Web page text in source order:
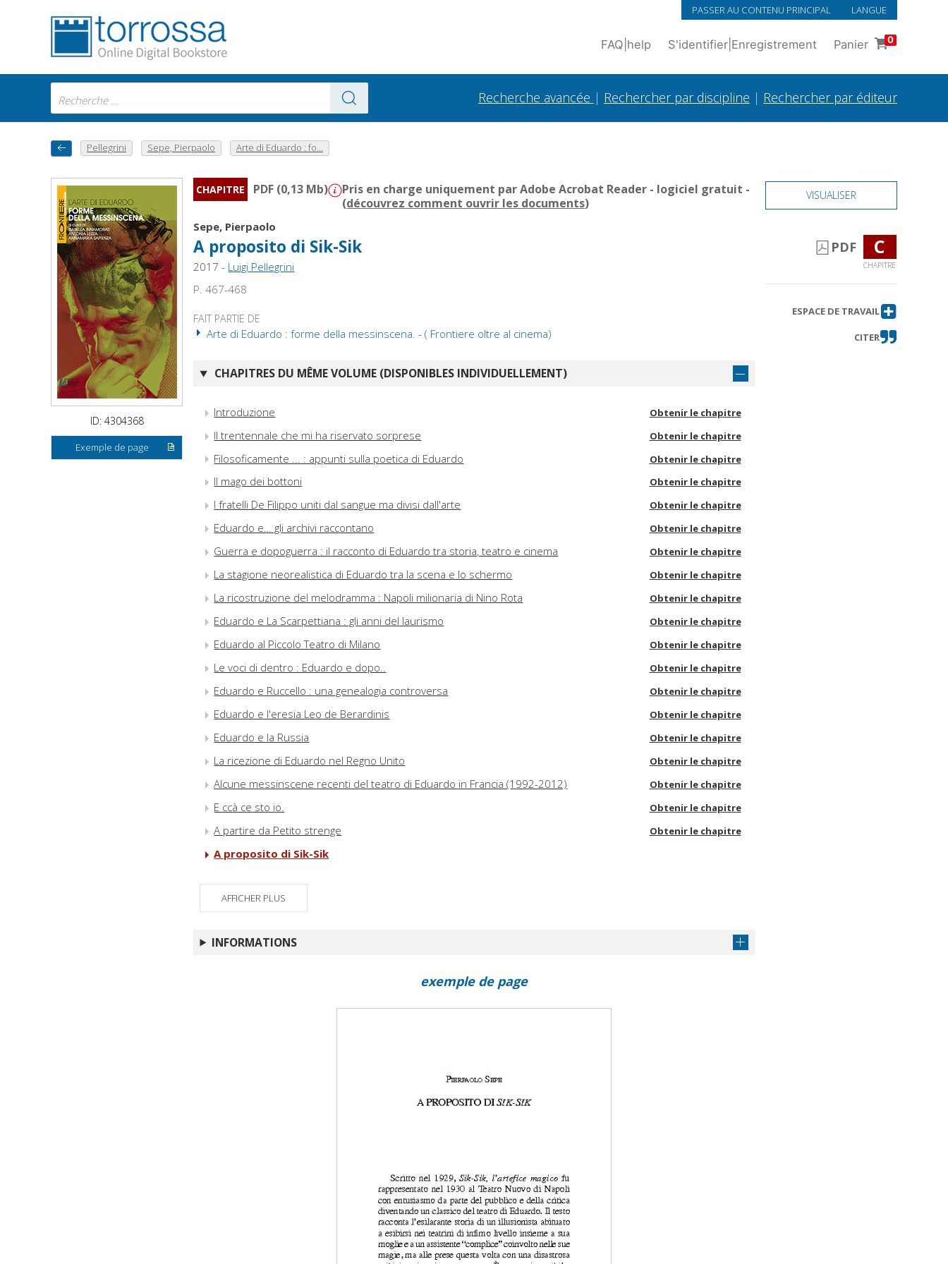
PASSER AU CONTENU PRINCIPAL LANGUE
FAQ help S'identifier Enregistrement Panier 0
Recherche avancée | Rechercher par discipline | Rechercher par éditeur
Pellegrini Sepe, Pierpaolo Arte di Eduardo : fo...
ID: 4304368
Exemple de page
CHAPITRE PDF (0,13 Mb)
Pris en charge uniquement par Adobe Acrobat Reader - logiciel gratuit -
(découvrez comment ouvrir les documents)
Sepe, Pierpaolo
A proposito di Sik-Sik
2017 - Luigi Pellegrini
P. 467-468
FAIT PARTIE DE
Arte di Eduardo : forme della messinscena. - ( Frontiere oltre al cinema)
CHAPITRES DU MÊME VOLUME (DISPONIBLES INDIVIDUELLEMENT)
Introduzione Obtenir le chapitre
Il trentennale che mi ha riservato sorprese Obtenir le chapitre
Filosoficamente ... : appunti sulla poetica di Eduardo Obtenir le chapitre
Il mago dei bottoni Obtenir le chapitre
I fratelli De Filippo uniti dal sangue ma divisi dall'arte Obtenir le chapitre
Eduardo e… gli archivi raccontano Obtenir le chapitre
Guerra e dopoguerra : il racconto di Eduardo tra storia, teatro e cinema Obtenir le chapitre
La stagione neorealistica di Eduardo tra la scena e lo schermo Obtenir le chapitre
La ricostruzione del melodramma : Napoli milionaria di Nino Rota Obtenir le chapitre
Eduardo e La Scarpettiana : gli anni del laurismo Obtenir le chapitre
Eduardo al Piccolo Teatro di Milano Obtenir le chapitre
Le voci di dentro : Eduardo e dopo.. Obtenir le chapitre
Eduardo e Ruccello : una genealogia controversa Obtenir le chapitre
Eduardo e l'eresia Leo de Berardinis Obtenir le chapitre
Eduardo e la Russia Obtenir le chapitre
La ricezione di Eduardo nel Regno Unito Obtenir le chapitre
Alcune messinscene recenti del teatro di Eduardo in Francia (1992-2012) Obtenir le chapitre
E ccà ce sto io. Obtenir le chapitre
A partire da Petito strenge Obtenir le chapitre
A proposito di Sik-Sik
De Prospero, a canzone… (un po' di capoversi biografico-immaginari, in memoria di
Eduardo)
Natale in casa Cupiello Obtenir le chapitre
AFFICHER PLUS
INFORMATIONS
VISUALISER
PDF C
CHAPITRE
ESPACE DE TRAVAIL
CITER
exemple de page